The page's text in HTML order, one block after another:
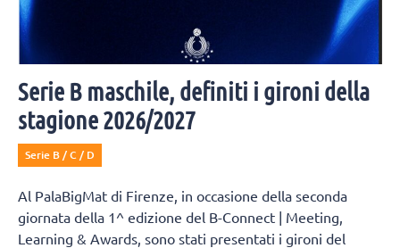
Serie B maschile, definiti i gironi della
stagione 2026/2027
Serie B / C / D
Al PalaBigMat di Firenze, in occasione della seconda
giornata della 1^ edizione del B-Connect | Meeting,
Learning & Awards, sono stati presentati i gironi del